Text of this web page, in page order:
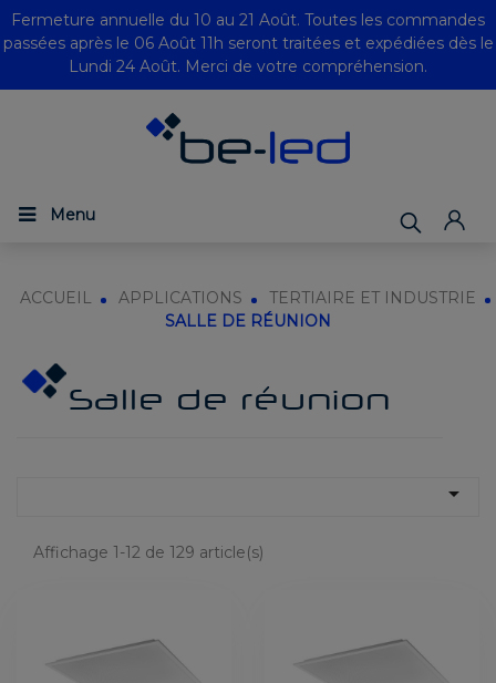
Fermeture annuelle du 10 au 21 Août. Toutes les commandes
passées après le 06 Août 11h seront traitées et expédiées dès le
Lundi 24 Août. Merci de votre compréhension.
Menu
ACCUEIL APPLICATIONS
TERTIAIRE ET INDUSTRIE
SALLE DE RÉUNION
Salle de réunion

Affichage 1-12 de 129 article(s)